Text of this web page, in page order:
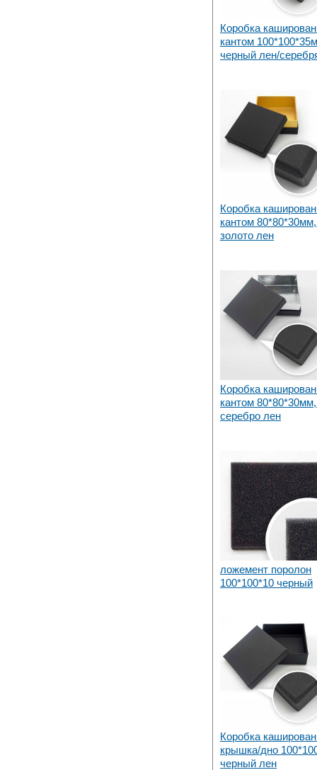
Коробка
кантом
черный лен/
Коробка
кантом
золото лен
Коробка
кантом
серебро лен
ложемент поролон
100*100*10 черный
Коробка
крышка/дно
черный лен